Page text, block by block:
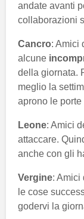
andate avanti
collaborazioni
Cancro: Amici
alcune
della giornata.
meglio la
aprono le porte
Leone: Amici
attaccare.
anche con gli
Vergine: Amici
le cose
godervi la